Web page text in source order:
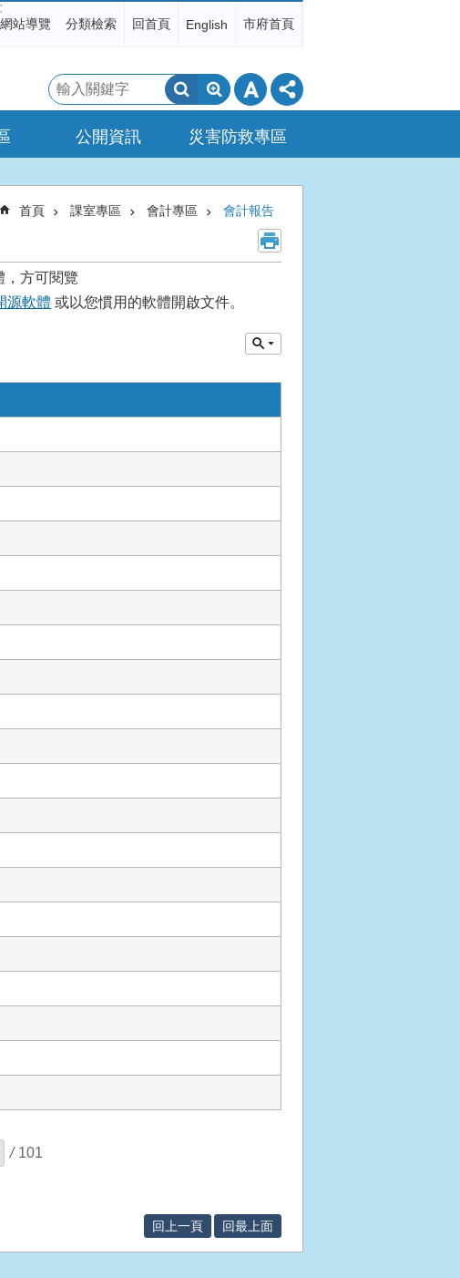
網站導覽 分類檢索 回首頁 English 市府首頁
搜
尋
公開資訊 災害防救專區
首頁 課室專區 會計專區 會計報告
，方可閱覽
源軟體 或以您慣用的軟體開啟文件。
/ 101
回上一頁 回最上面